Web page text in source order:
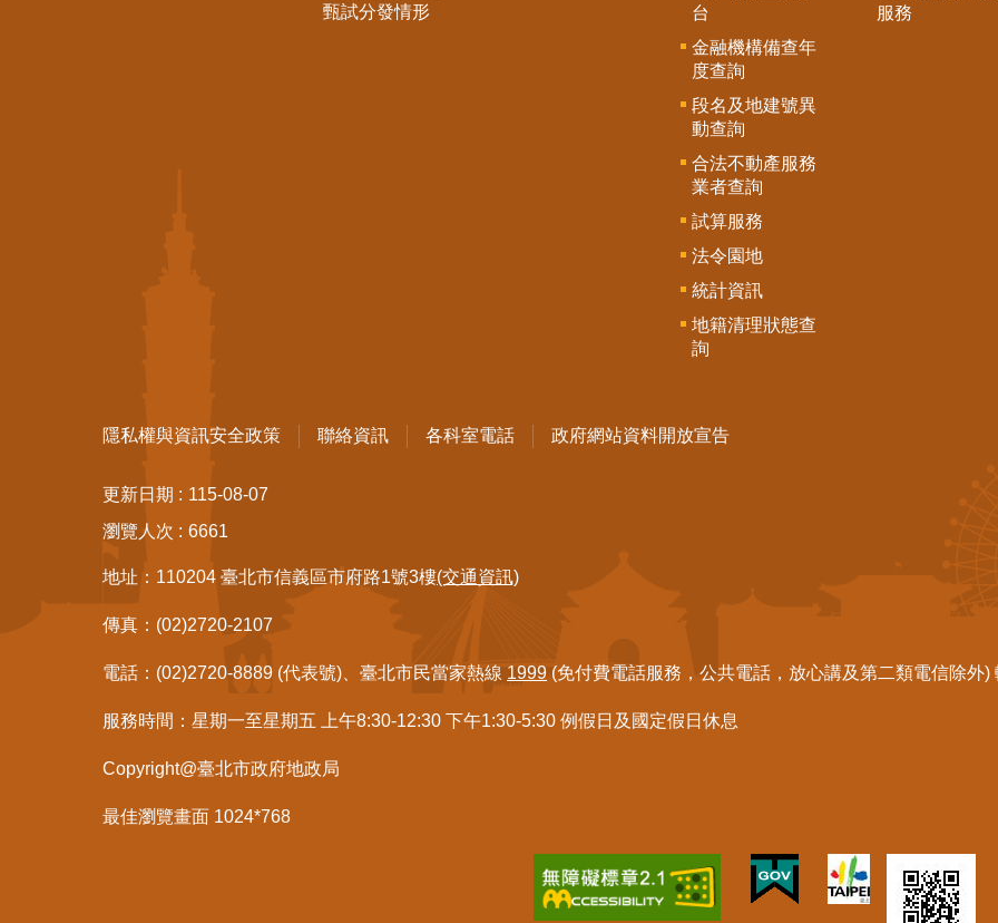
甄試分發情形
台
金融機構備查年
度查詢
段名及地建號異
動查詢
合法不動產服務
業者查詢
試算服務
法令園地
統計資訊
地籍清理狀態查
詢
服務
隱私權與資訊安全政策 聯絡資訊 各科室電話 政府網站資料開放宣告
更新日期
115-08-07
瀏覽人次
6661
地址：110204 臺北市信義區市府路1號3樓(交通資訊)
傳真：(02)2720-2107
電話：(02)2720-8889 (代表號)、臺北市民當家熱線 1999 (免付費電話服務，公共電話，放心講及第二類電信除外
服務時間：星期一至星期五 上午8:30-12:30 下午1:30-5:30 例假日及國定假日休息
Copyright@臺北市政府地政局
最佳瀏覽畫面 1024*768